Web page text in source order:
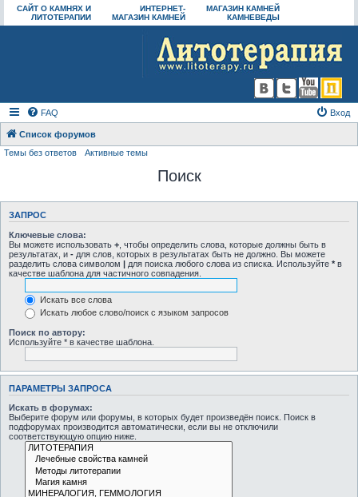
САЙТ О КАМНЯХ И
ЛИТОТЕРАПИИ
ИНТЕРНЕТ-
МАГАЗИН КАМНЕЙ
МАГАЗИН КАМНЕЙ
КАМНЕВЕДЫ
FAQ Вход
Список форумов
Темы без ответов
Активные темы
Поиск
ЗАПРОС
Ключевые слова:
Вы можете использовать + , чтобы определить слова, которые должны быть в
результатах, и - для слов, которых в результатах быть не должно. Вы можете
разделить слова символом | для поиска любого слова из списка. Используйте * в
качестве шаблона для частичного совпадения.
Искать все слова
Искать любое слово/поиск с языком запросов
Поиск по автору:
Используйте * в качестве шаблона.
ПАРАМЕТРЫ ЗАПРОСА
Искать в форумах:
Выберите форум или форумы, в которых будет произведён поиск. Поиск в
подфорумах производится автоматически, если вы не отключили
соответствующую опцию ниже.